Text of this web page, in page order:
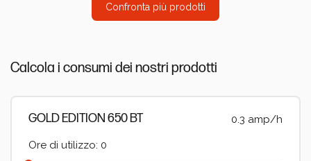
Confronta più prodotti
Calcola i consumi dei nostri prodotti
GOLD EDITION 650 BT 0.3 amp/h
Ore di utilizzo: 0